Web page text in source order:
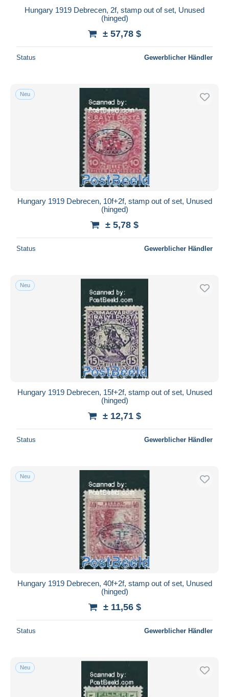
Hungary 1919 Debrecen, 2f, stamp out of set, Unused
(hinged)
± 57,78 $
Status Gewerblicher Händler
Neu
Hungary 1919 Debrecen, 10f+2f, stamp out of set, Unused
(hinged)
± 5,78 $
Status Gewerblicher Händler
Neu
Hungary 1919 Debrecen, 15f+2f, stamp out of set, Unused
(hinged)
± 12,71 $
Status Gewerblicher Händler
Neu
Hungary 1919 Debrecen, 40f+2f, stamp out of set, Unused
(hinged)
± 11,56 $
Status Gewerblicher Händler
Neu